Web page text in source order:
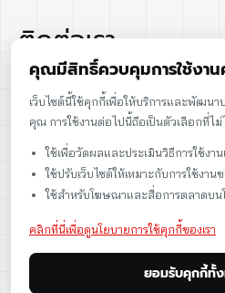
ติดต่อเรา
086-086-2000
sales@cst.co.th
คุณมีสิทธิ์ควบคุมการใช้งา
เว็บไซต์นี้ใช้คุกกี้เพื่อให้บริการและพัฒนา
คุณ การใช้งานต่อไปนี้ถือเป็นตัวเลือกที่ไ
ใช้เพื่อวัดผลและประเมินวิธีการใช้งาน
ใช้ปรับเว็บไซต์ให้เหมาะกับการใช้งาน
ใช้สำหรับโฆษณาและสื่อการตลาดบน
คลิกที่นี่เพื่อดูนโยบายการใช้คุกกี้ของเรา
ยอมรับคุกกี้ทั้